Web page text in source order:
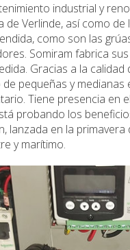
industrial y
de Verlinde, así como
como son las
Somiram fabrica
Gracias a la
pequeñas y
Tiene presencia en
probando los
lanzada en la
y marítimo.